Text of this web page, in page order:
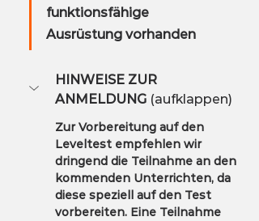
funktionsfähige
Ausrüstung vorhanden
HINWEISE ZUR
ANMELDUNG (aufklappen)
Zur Vorbereitung auf den
Leveltest empfehlen wir
dringend die Teilnahme an den
kommenden Unterrichten, da
diese speziell auf den Test
vorbereiten. Eine Teilnahme